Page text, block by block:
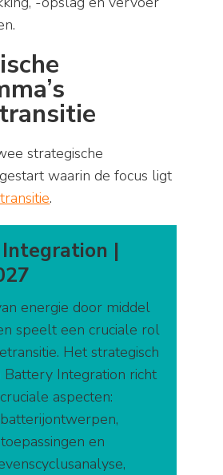
strategische
waarin de focus ligt
.
|
energie door middel
speelt een cruciale rol
Het strategisch
Battery Integration richt
aspecten:
en